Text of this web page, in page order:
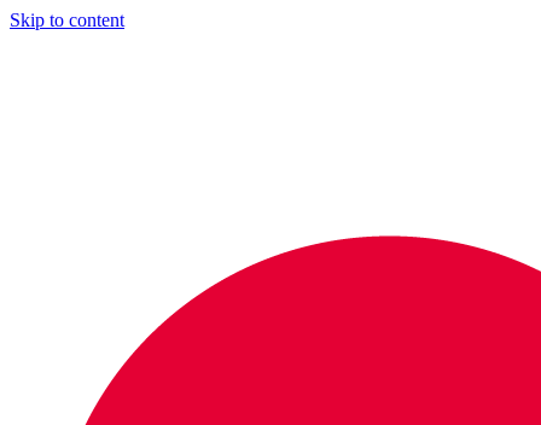
Skip to content